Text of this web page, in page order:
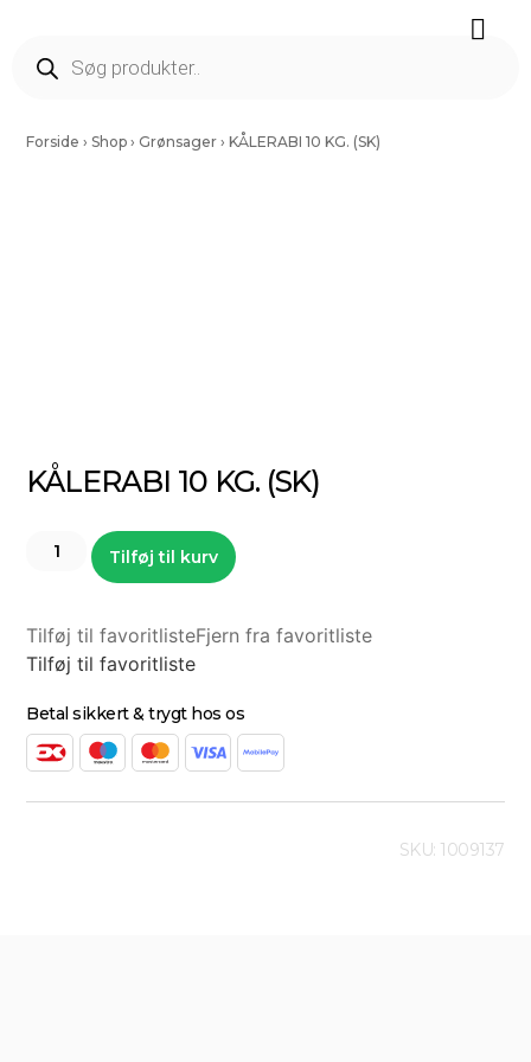
Forside ›Shop › Grønsager ›KÅLERABI 10 KG. (SK)
KÅLERABI 10 KG. (SK)
Tilføj til kurv
Tilføj til favoritlisteFjern fra favoritliste
Tilføj til favoritliste
Betal sikkert & trygt hos os
SKU: 1009137